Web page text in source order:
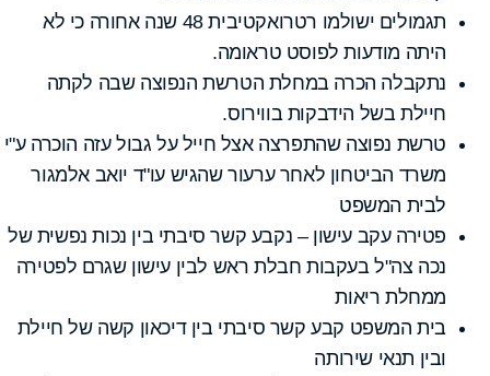
תגמולים ישולמו רטרואקטיבית 48 שנה אחורה כי לא
היתה מודעות לפוסט טראומה.
נתקבלה הכרה במחלת הטרשת הנפוצה שבה לקתה
חיילת בשל הידבקות בווירוס.
טרשת נפוצה שהתפרצה אצל חייל על גבול עזה הוכרה ע"י
משרד הביטחון לאחר ערעור שהגיש עו"ד יואב אלמגור
לבית המשפט
פטירה עקב עישון – נקבע קשר סיבתי בין נכות נפשית של
נכה צה"ל בעקבות חבלת ראש לבין עישון שגרם לפטירה
ממחלת ריאות
בית המשפט קבע קשר סיבתי בין דיכאון קשה של חיילת
ובין תנאי שירותה